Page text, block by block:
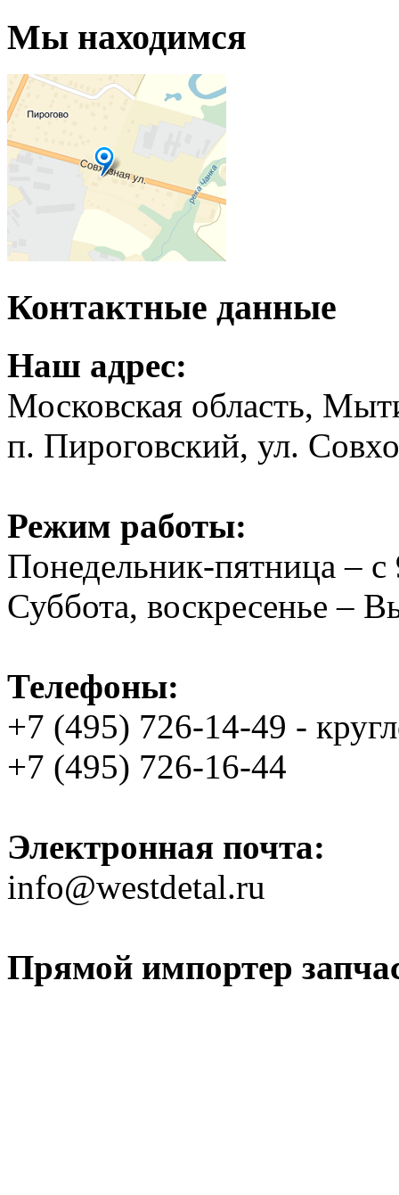
Мы находимся
Контактные данные
Наш адрес:
Московская область,
п. Пироговский, ул.
Режим работы:
Понедельник-пятница –
Суббота, воскресенье –
Телефоны:
+7 (495) 726-14-49 -
+7 (495) 726-16-44
Электронная почта:
info@westdetal.ru
Прямой импортер